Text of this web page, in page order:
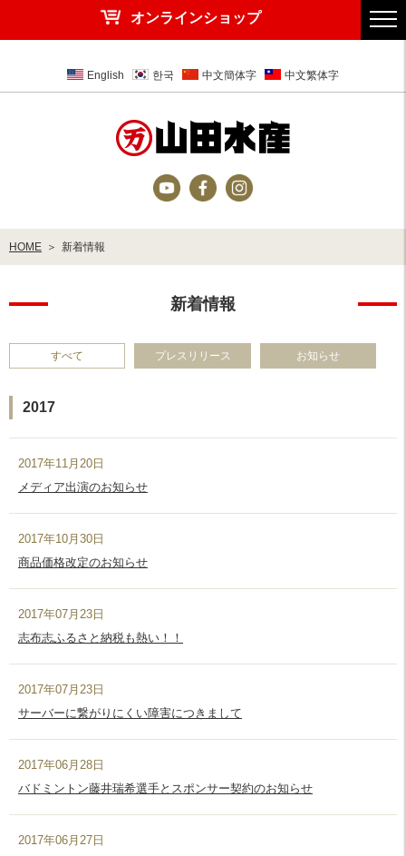
English 한국 中文簡体字 中文繁体字
オンラインショップ
HOME 新着情報
新着情報
すべて プレスリリース お知らせ
2017
2017年11月20日
メディア出演のお知らせ
2017年10月30日
商品価格改定のお知らせ
2017年07月23日
志布志ふるさと納税も熱い！！
2017年07月23日
サーバーに繋がりにくい障害につきまして
2017年06月28日
バドミントン藤井瑞希選手とスポンサー契約のお知らせ
2017年06月27日